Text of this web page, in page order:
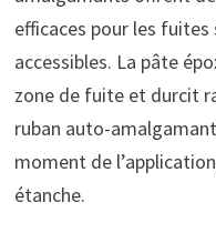
efficaces pour les
accessibles. La pâte
zone de fuite et durcit
ruban auto-
moment de
étanche.